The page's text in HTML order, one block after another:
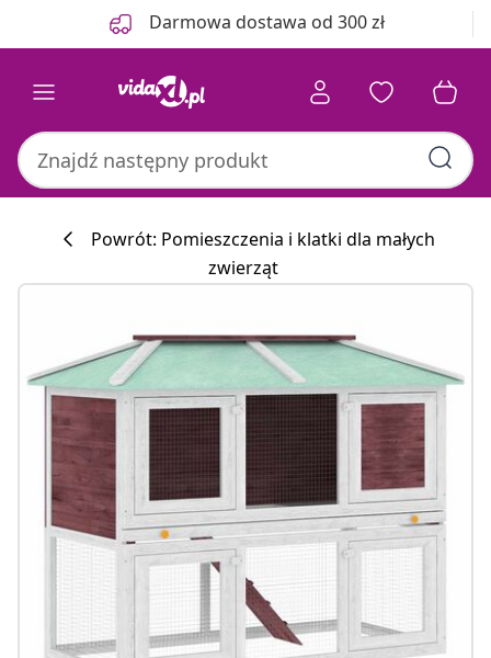
Darmowa dostawa od 300 zł
Powrót: Pomieszczenia i klatki dla małych
zwierząt